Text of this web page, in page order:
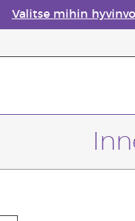
Valitse mihin